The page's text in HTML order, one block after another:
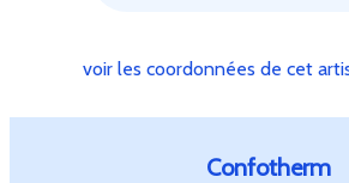
voir les coordonnées de cet
Confotherm